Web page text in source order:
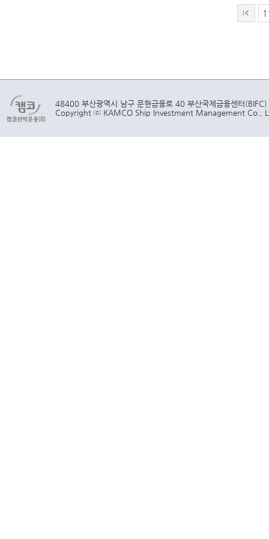
48400 부산광역시 남구 문현금융로 40 부산국제금융센터
Copyright ⓒ KAMCO Ship Investment Management Co.,